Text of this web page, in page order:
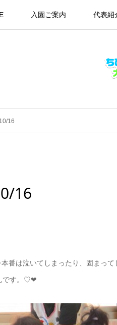
入園ご案内 代表紹
16
16
番は泣いてしまったり、固まっ
です。♡❤